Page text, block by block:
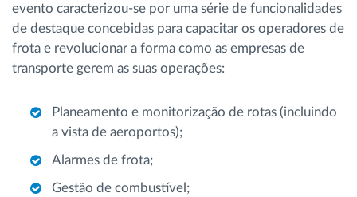
evento caracterizou-se por uma série de funcionalidades
de destaque concebidas para capacitar os operadores de
frota e revolucionar a forma como as empresas de
transporte gerem as suas operações:
Planeamento e monitorização de rotas (incluindo
a vista de aeroportos);
Alarmes de frota;
Gestão de combustível;